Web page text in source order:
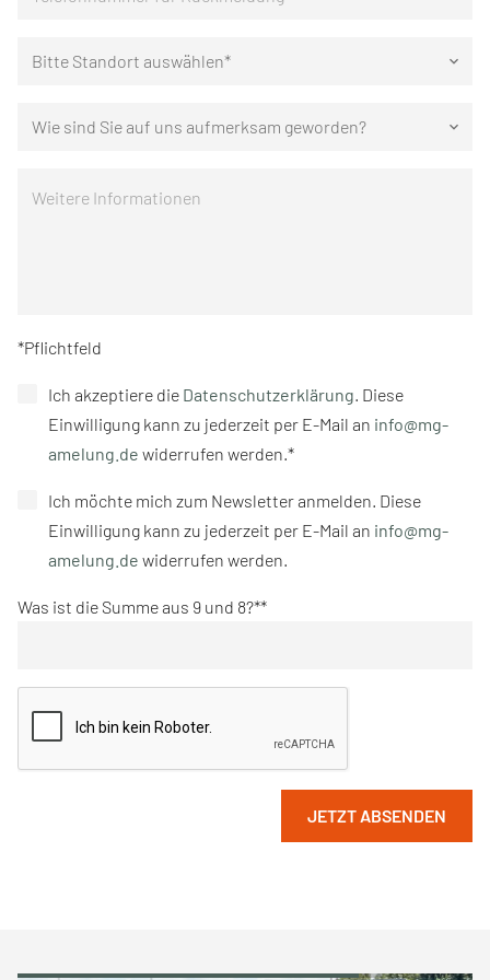
Bitte Standort auswählen* keyboard_arrow_down
Wie sind Sie auf uns aufmerksam geworden? keyboard_arrow_down
*Pflichtfeld
Ich akzeptiere die Datenschutzerklärung . Diese
Einwilligung kann zu jederzeit per E-Mail an info@mg-
amelung.de widerrufen werden.*
Ich möchte mich zum Newsletter anmelden. Diese
Einwilligung kann zu jederzeit per E-Mail an info@mg-
amelung.de widerrufen werden.
Was ist die Summe aus 9 und 8?*
JETZT ABSENDEN